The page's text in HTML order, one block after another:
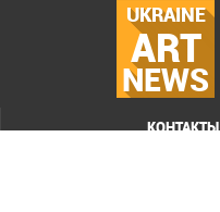
UKRAINE
ART
NEWS
КОНТАКТЫ